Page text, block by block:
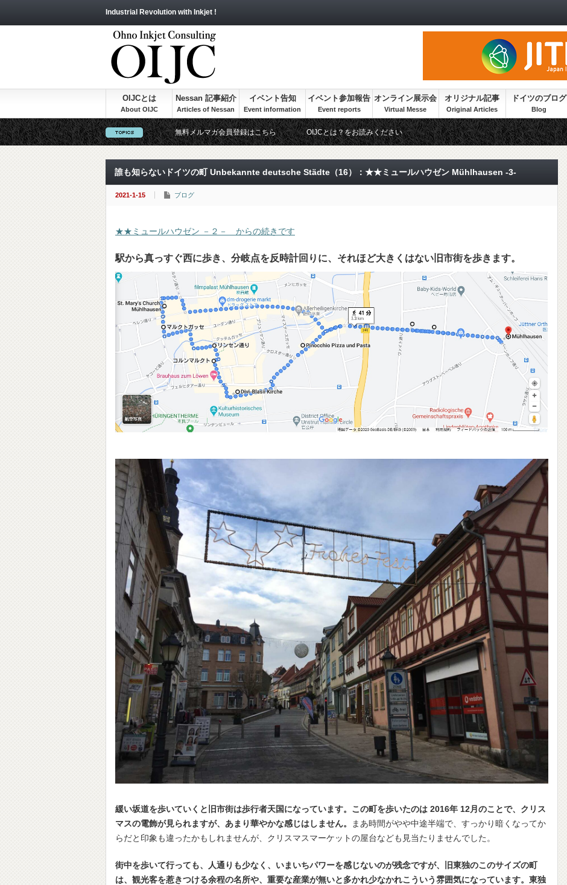
Industrial Revolution with Inkjet !
OIJCとは Nessan 記事紹介 イベント告知 イベント参加報告 オンライン展示会 オリジナル記事 ドイツのブログ
無料メルマガ会員登録はこちら OIJCとは？をお読みください
誰も知らないドイツの町 Unbekannte deutsche Städte（16）：★★ミュールハウゼン Mühlhausen -3-
2021-1-15 ブログ
★★ミュールハウゼン －２－ からの続きです
駅から真っすぐ西に歩き、分岐点を反時計回りに、それほど大きくはない旧市街を歩きます。
緩い坂道を歩いていくと旧市街は歩行者天国になっています。この町を歩いたのは 2016年 12月のことで、クリス
マスの電飾が見られますが、あまり華やかな感じはしません。
まあ時間がやや中途半端で、すっかり暗くなってか
らだと印象も違ったかもしれませんが、クリスマスマーケットの屋台なども見当たりませんでした。
街中を歩いて行っても、人通りも少なく、いまいちパワーを感じないのが残念ですが、旧東独のこのサイズの町
は、観光客を惹きつける余程の名所や、重要な産業が無いと多かれ少なかれこういう雰囲気になっています。東独